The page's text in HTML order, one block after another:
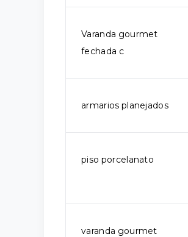
Varanda gourmet
fechada c
armarios planejados
piso porcelanato
varanda gourmet